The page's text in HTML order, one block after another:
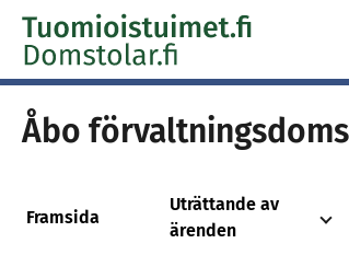
Skip to content -saavutettavuusohje
Åbo
Framsida
Uträttande av
ärenden